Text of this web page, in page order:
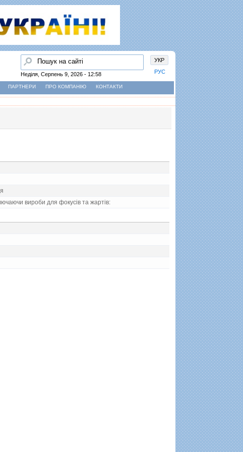
УКР
РУС
Пошук
Неділя, Серпень 9, 2026 - 12:58
ПАРТНЕРИ ПРО КОМПАНІЮ КОНТАКТИ
вироби для фокусiв та жартiв: